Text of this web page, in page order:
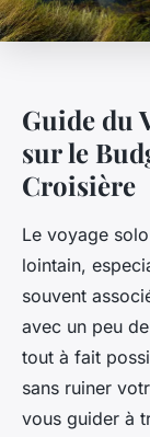
Guide du
sur le
Croisière
Le voyage
lointain,
souvent
avec un peu
tout à fait
sans ruiner
vous guider à